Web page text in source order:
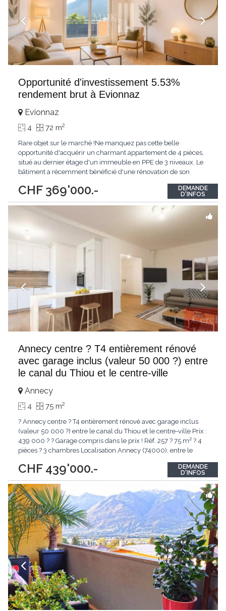
Opportunité d'investissement 5.53%
rendement brut à Evionnaz
CHF 369'000.-
Evionnaz
4 72 m2
Rare objet sur le marché !Ne manquez pas cette belle
opportunité d'acquérir un charmant appartement de 4 pièces,
situé au dernier étage d'un immeuble en PPE de 3 niveaux. Le
bâtiment a récemment bénéficié d'une rénovation de son
thermique et son efficacité énergétique.L'immeuble ne dispose
pas d'ascenseur, ce qui représente...
DEMANDE
D'INFOS
Annecy centre ? T4 entièrement rénové
avec garage inclus (valeur 50 000 ?) entre
le canal du Thiou et le centre-ville
CHF 439'000.-
Annecy
4 75 m2
? Annecy centre ? T4 entièrement rénové avec garage inclus
(valeur 50 000 ?) entre le canal du Thiou et le centre-ville Prix :
439 000 ? ? Garage compris dans le prix ! Réf. 257 ? 75 m² ? 4
pièces ? 3 chambres Localisation Annecy (74000), entre le
recherché et très central. À deux pas des commerces, écoles,
transports,...
DEMANDE
D'INFOS